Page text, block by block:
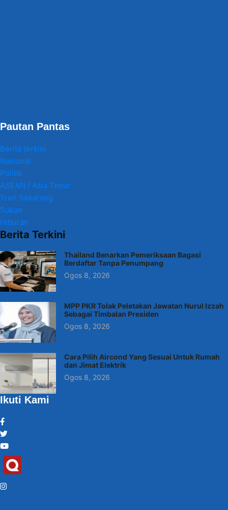
Pautan Pantas
Berita terkini
Nasional
Politik
ASEAN / Asia Timur
Tren Sekarang
Sukan
Hiburan
Berita Terkini
Thailand Benarkan Pemeriksaan Bagasi
Berdaftar Tanpa Penumpang
Ogos 8, 2026
MPP PKR Tolak Peletakan Jawatan Nurul Izzah
Sebagai Timbalan Presiden
Ogos 8, 2026
Cara Pilih Aircond Yang Sesuai Untuk Rumah
dan Jimat Elektrik
Ogos 8, 2026
Ikuti Kami